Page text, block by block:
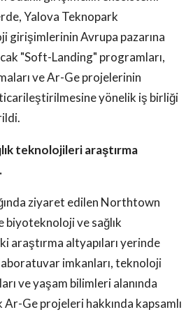
Yalova Teknopark
girişimlerinin Avrupa pazarına
"Soft-Landing" programları,
ve Ar-Ge projelerinin
yönelik iş birliği
teknolojileri araştırma
ziyaret edilen Northtown
biyoteknoloji ve sağlık
araştırma altyapıları yerinde
imkanları, teknoloji
ve yaşam bilimleri alanında
Ge projeleri hakkında kapsamlı